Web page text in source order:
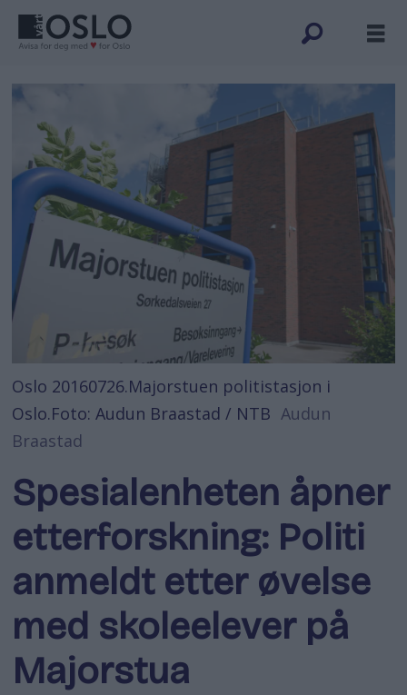
Oslo 20160726.Majorstuen politistasjon i
Oslo.Foto: Audun Braastad / NTB Audun
Braastad
Spesialenheten åpner
etterforskning: Politi
anmeldt etter øvelse
med skoleelever på
Majorstua